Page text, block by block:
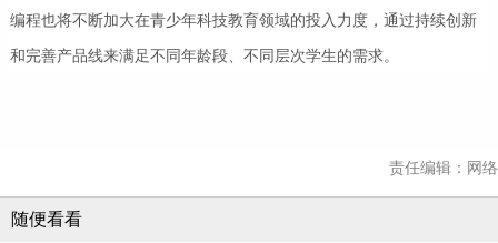
编程也将不断加大在青少年科技教育领域的投入力度，通过持续创新
和完善产品线来满足不同年龄段、不同层次学生的需求。
责任编辑：网络
随便看看